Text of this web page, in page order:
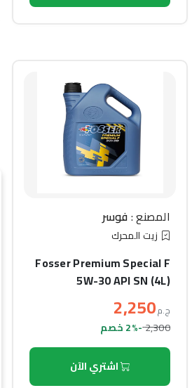
المصنع :فوسر
زيت المحرك
Fosser Premium Special F
5W-30 API SN (4L)
ج.م2,250
2,300-2% خصم
اشتري الآن